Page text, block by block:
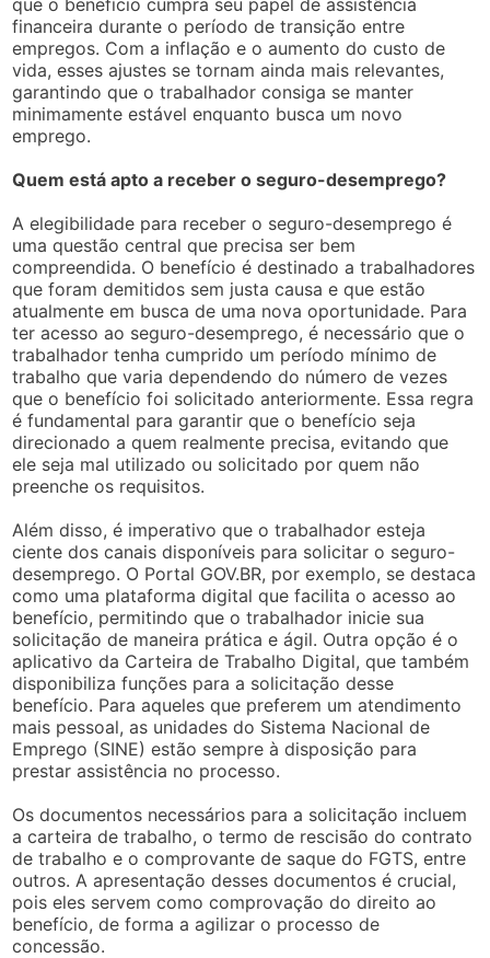
financeira durante o período de transição entre
empregos. Com a inflação e o aumento do custo de
vida, esses ajustes se tornam ainda mais relevantes,
garantindo que o trabalhador consiga se manter
minimamente estável enquanto busca um novo
emprego.
Quem está apto a receber o seguro-desemprego?
A elegibilidade para receber o seguro-desemprego é
uma questão central que precisa ser bem
compreendida. O benefício é destinado a trabalhadores
que foram demitidos sem justa causa e que estão
atualmente em busca de uma nova oportunidade. Para
ter acesso ao seguro-desemprego, é necessário que o
trabalhador tenha cumprido um período mínimo de
trabalho que varia dependendo do número de vezes
que o benefício foi solicitado anteriormente. Essa regra
é fundamental para garantir que o benefício seja
direcionado a quem realmente precisa, evitando que
ele seja mal utilizado ou solicitado por quem não
preenche os requisitos.
Além disso, é imperativo que o trabalhador esteja
ciente dos canais disponíveis para solicitar o seguro-
desemprego. O Portal GOV.BR, por exemplo, se destaca
como uma plataforma digital que facilita o acesso ao
benefício, permitindo que o trabalhador inicie sua
solicitação de maneira prática e ágil. Outra opção é o
aplicativo da Carteira de Trabalho Digital, que também
disponibiliza funções para a solicitação desse
benefício. Para aqueles que preferem um atendimento
mais pessoal, as unidades do Sistema Nacional de
Emprego (SINE) estão sempre à disposição para
prestar assistência no processo.
Os documentos necessários para a solicitação incluem
a carteira de trabalho, o termo de rescisão do contrato
de trabalho e o comprovante de saque do FGTS, entre
outros. A apresentação desses documentos é crucial,
pois eles servem como comprovação do direito ao
benefício, de forma a agilizar o processo de
concessão.